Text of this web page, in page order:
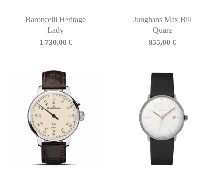
Baroncelli Heritage
Lady
1.730,00 €
Junghans Max Bill
Quarz
855,00€